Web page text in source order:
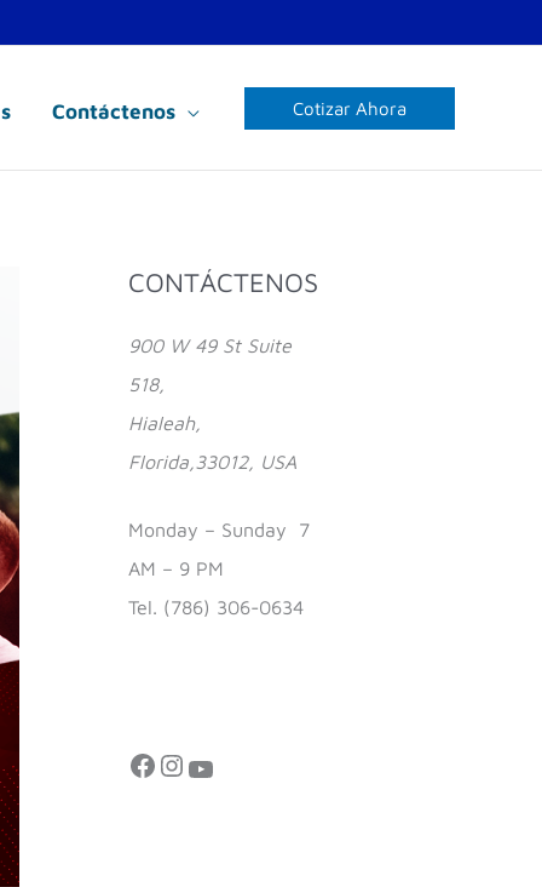
Contáctenos Cotizar Ahora
CONTÁCTENOS
900 W 49 St Suite
518,
Hialeah,
Florida,33012, USA
Monday – Sunday 7
AM – 9 PM
Tel. (786) 306-0634